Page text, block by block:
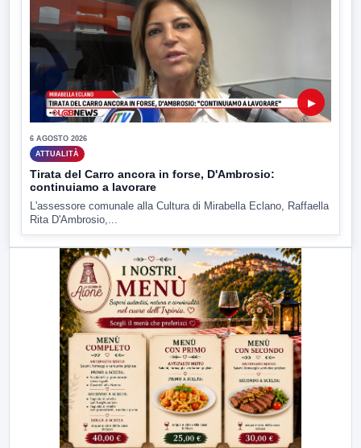
▶
6 AGOSTO 2026
ATTUALITÀ
Tirata del Carro ancora in forse, D'Ambrosio:
continuiamo a lavorare
L'assessore comunale alla Cultura di Mirabella Eclano, Raffaella
Rita D'Ambrosio,...